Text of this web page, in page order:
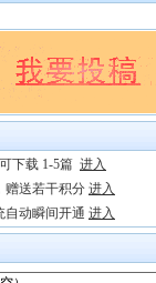
下载 1-5篇 进入
赠送若干积分 进入
自动瞬间开通 进入